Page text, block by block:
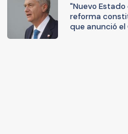
"Nuevo
reforma
que anunció el